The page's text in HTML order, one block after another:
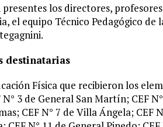
los directores,
el equipo Técnico Pedagógico de
destinatarias
Física que recibieron los
N° 3 de General San Martín; CEF
CEF N° 7 de Villa Ángela; CEF